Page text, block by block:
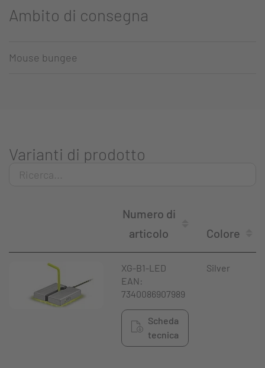
Ambito di consegna
Mouse bungee
Varianti di prodotto
Numero di
articolo
Colore
XG-B1-LED
EAN:
7340086907989
Scheda
tecnica
Silver